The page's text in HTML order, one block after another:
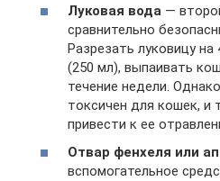
Луковая вода —
сравнительно
Разрезать луковицу
(250 мл), выпаивать
течение недели.
токсичен для кошек, и
привести к ее
Отвар фенхеля или
вспомогательное